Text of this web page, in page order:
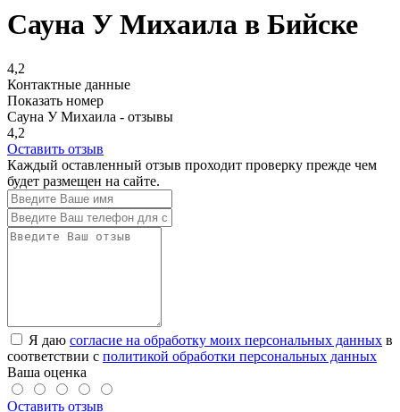
Сауна У Михаила в Бийске
4,2
Контактные данные
Показать номер
Сауна У Михаила - отзывы
4,2
Оставить отзыв
Каждый оставленный отзыв проходит проверку прежде чем
будет размещен на сайте.
Я даю согласие на обработку моих персональных данных в
соответствии с политикой обработки персональных данных
Ваша оценка
Оставить отзыв